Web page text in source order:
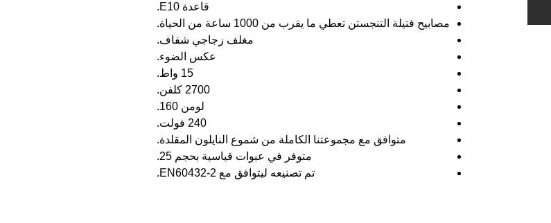
قاعدة E10.
مصابيح فتيلة التنجستن تعطي ما يقرب من 1000 ساعة من الحياة.
مغلف زجاجي شفاف.
عكس الضوء.
15 واط.
2700 كلفن.
لومن 160.
240 فولت.
متوافق مع مجموعتنا الكاملة من شموع النايلون المقلدة.
متوفر في عبوات قياسية بحجم 25.
تم تصنيعه ليتوافق مع EN60432-2.